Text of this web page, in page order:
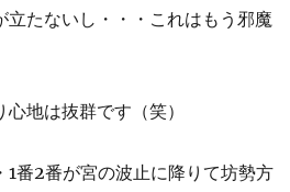
たないし・・・これはもう邪魔
地は抜群です（笑）
番2番が宮の波止に降りて坊勢方